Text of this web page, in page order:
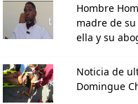
Hombre
madre de
ella y su
Noticia de
Domingue